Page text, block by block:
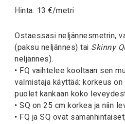
Hinta: 13 €/metri
Ostaessasi neljännesmetrin,
(paksu neljännes) tai Skinny
neljännes).
• FQ vaihtelee kooltaan sen
valmistaja käyttää: korkeus
puolet kankaan koko
• SQ on 25 cm korkea ja niin
• FQ ja SQ ovat